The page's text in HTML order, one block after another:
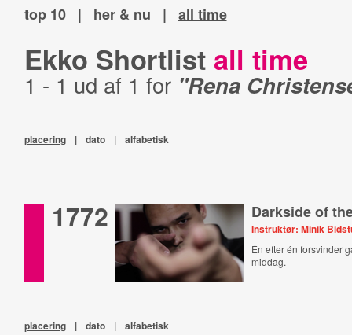
top 10 | her & nu | all time
Ekko Shortlist all time
1 - 1 ud af 1 for "Rena
placering | dato | alfabetisk
1772 Darkside of
Instruktør: Minik
Én efter én forsvinder
middag.
placering | dato | alfabetisk